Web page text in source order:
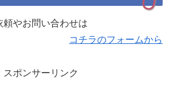
頼やお問い合わせは
コチラのフォームから
スポンサーリンク